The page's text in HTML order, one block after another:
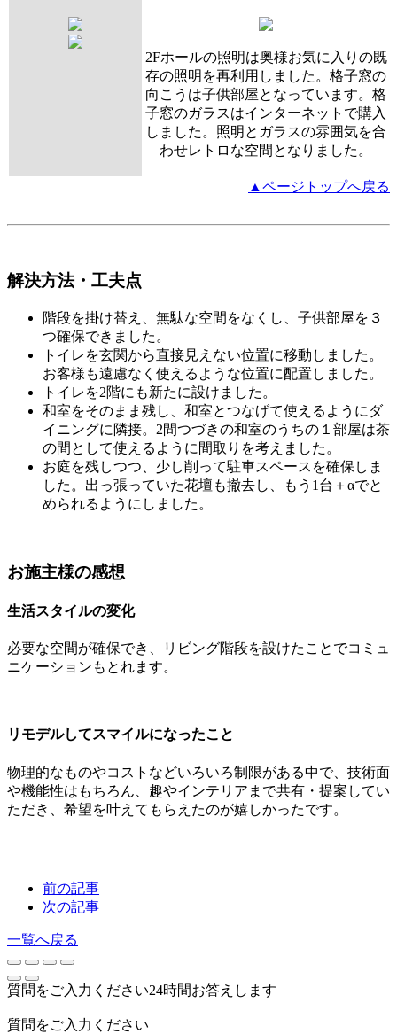
2Fホールの照明は奥様お気に入りの既
存の照明を再利用しました。格子窓の
向こうは子供部屋となっています。格
子窓のガラスはインターネットで購入
しました。照明とガラスの雰囲気を合
わせレトロな空間となりました。
▲ページトップへ戻る
解決方法・工夫点
階段を掛け替え、無駄な空間をなくし、子供部屋を３
つ確保できました。
トイレを玄関から直接見えない位置に移動しました。
お客様も遠慮なく使えるような位置に配置しました。
トイレを2階にも新たに設けました。
和室をそのまま残し、和室とつなげて使えるようにダ
イニングに隣接。2間つづきの和室のうちの１部屋は茶
の間として使えるように間取りを考えました。
お庭を残しつつ、少し削って駐車スペースを確保しま
した。出っ張っていた花壇も撤去し、もう1台＋αでと
められるようにしました。
お施主様の感想
生活スタイルの変化
必要な空間が確保でき、リビング階段を設けたことでコミュ
ニケーションもとれます。
リモデルしてスマイルになったこと
物理的なものやコストなどいろいろ制限がある中で、技術面
や機能性はもちろん、趣やインテリアまで共有・提案してい
ただき、希望を叶えてもらえたのが嬉しかったです。
前の記事
次の記事
一覧へ戻る
質問をご入力ください24時間お答えします
質問をご入力ください